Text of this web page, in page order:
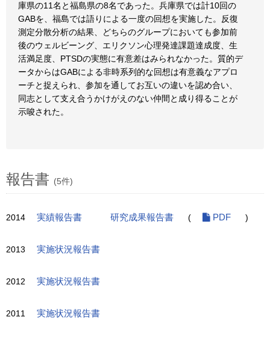
庫県の11名と福島県の8名であった。兵庫県では計10回の
GABを、福島では語りによる一度の回想を実施した。反復
測定分散分析の結果、どちらのグループにおいても参加前
後のウェルビーング、エリクソン心理発達課題達成度、生
活満足度、PTSDの実態に有意差はみられなかった。質的デ
ータからはGABによる非時系列的な回想は有意義なアプロ
ーチと捉えられ、参加を通してお互いの違いを認め合い、
同志として支え合うかけがえのない仲間と成り得ることが
示唆された。
報告書 (5件)
2014 実績報告書 研究成果報告書 ( PDF )
2013 実施状況報告書
2012 実施状況報告書
2011 実施状況報告書